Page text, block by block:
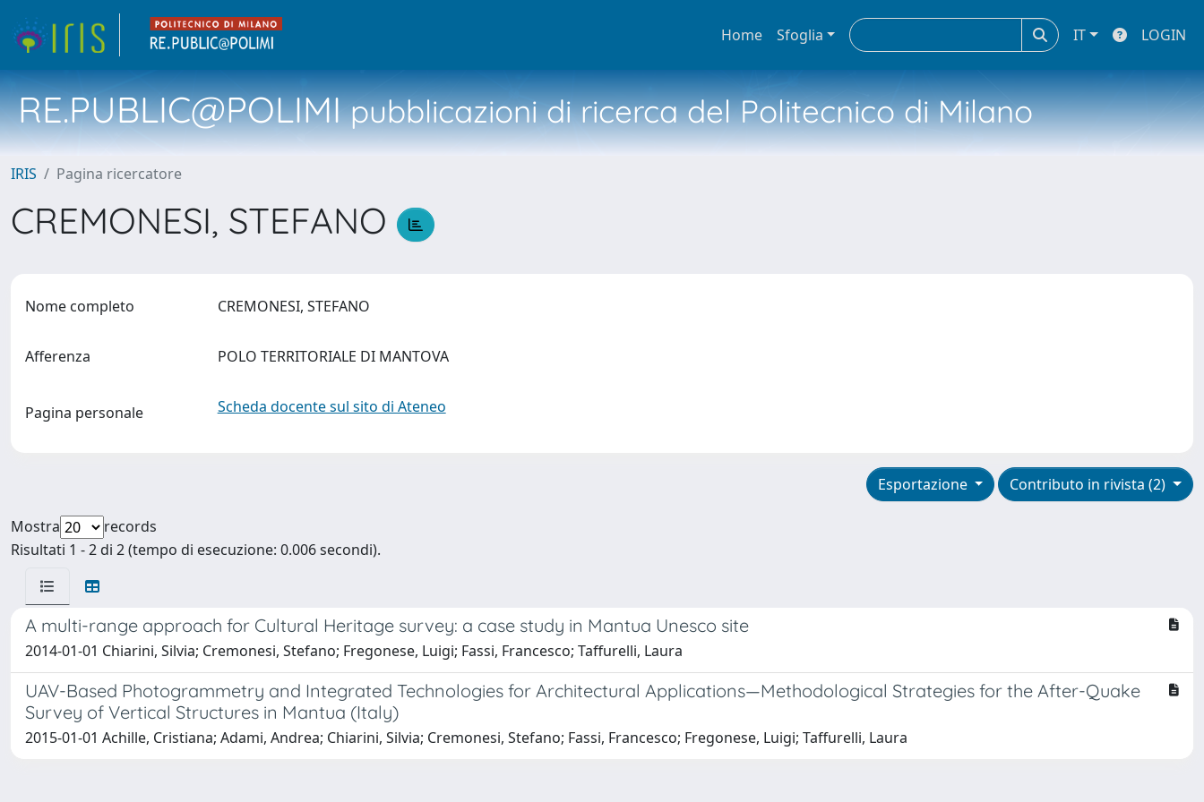
Home Sfoglia IT LOGIN
RE.PUBLIC@POLIMIpubblicazioni di ricerca del Politecnico di Milano
IRIS Pagina ricercatore
CREMONESI, STEFANO
Nome completo CREMONESI, STEFANO
Afferenza POLO TERRITORIALE DI MANTOVA
Pagina personale Scheda docente sul sito di Ateneo
Contributo in rivista (2)
Esportazione
Mostra
records
Risultati 1 - 2 di 2 (tempo di esecuzione: 0.006 secondi).
A multi-range approach for Cultural Heritage survey: a case study in Mantua Unesco site
2014-01-01 Chiarini, Silvia; Cremonesi, Stefano; Fregonese, Luigi; Fassi, Francesco; Taffurelli, Laura
UAV-Based Photogrammetry and Integrated Technologies for Architectural Applications—Methodological Strategies for the After-Quake
Survey of Vertical Structures in Mantua (Italy)
2015-01-01 Achille, Cristiana; Adami, Andrea; Chiarini, Silvia; Cremonesi, Stefano; Fassi, Francesco; Fregonese, Luigi; Taffurelli, Laura